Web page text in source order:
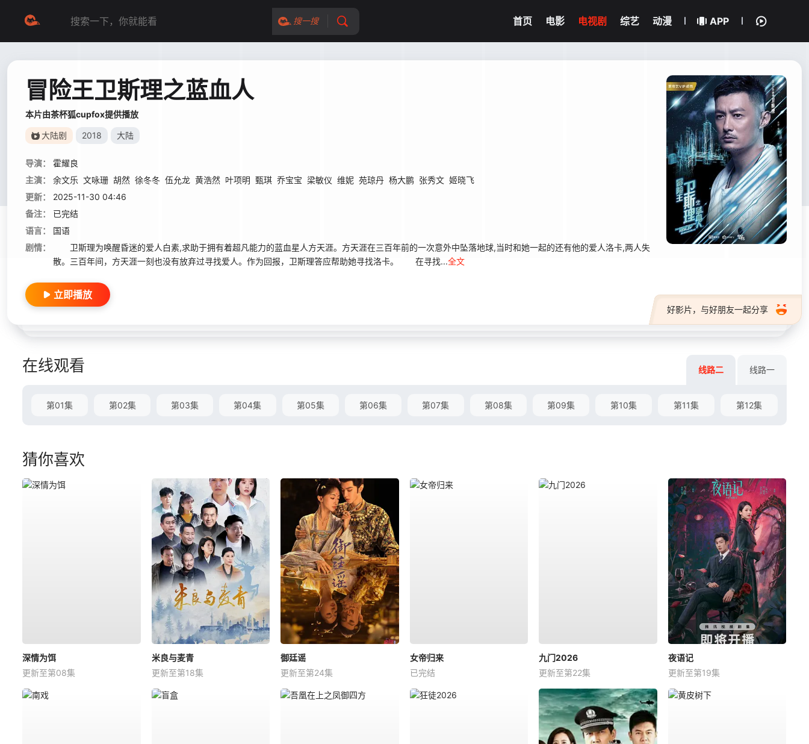
搜一搜 首页 电影 电视剧 综艺 动漫 APP
冒险王卫斯理之蓝血人
本片由茶杯狐cupfox提供播放
大陆剧 2018 大陆
导演：
霍耀良
主演：
余文乐 文咏珊 胡然 徐冬冬 伍允龙 黄浩然 叶项明 甄琪 乔宝宝 梁敏仪 维妮 苑琼丹 杨大鹏 张秀文 姬晓飞
更新：
2025-11-30 04:46
备注：
已完结
语言：
国语
剧情：
卫斯理为唤醒昏迷的爱人白素,求助于拥有着超凡能力的蓝血星人方天涯。方天涯在三百年前的一次意外中坠落地球,当时和她一起的还有他的爱人洛卡,两人失
散。三百年间，方天涯一刻也没有放弃过寻找爱人。作为回报，卫斯理答应帮助她寻找洛卡。 在寻找...全文
好影片，与好朋友一起分享
立即播放
在线观看 线路二 线路一
第01集 第02集 第03集 第04集 第05集 第06集 第07集 第08集 第09集 第10集 第11集 第12集
猜你喜欢
深情为饵
更新至第08集
米良与麦青
更新至第18集
御廷谣
更新至第24集
女帝归来
已完结
九门2026
更新至第22集
夜语记
更新至第19集